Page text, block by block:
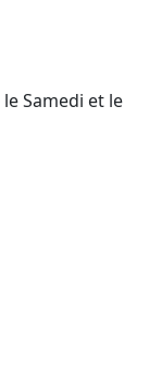
Samedi et le